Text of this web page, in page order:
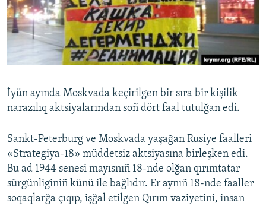
İyün ayında Moskvada keçirilgen bir sıra bir kişilik
narazılıq aktsiyalarından soñ dört faal tutulğan edi.
Sankt-Peterburg ve Moskvada yaşağan Rusiye faalleri
«Strategiya-18» müddetsiz aktsiyasına birleşken edi.
Bu ad 1944 senesi mayısnıñ 18-nde olğan qırımtatar
sürgünliginiñ künü ile bağlıdır. Er aynıñ 18-nde faaller
soqaqlarğa çıqıp, işğal etilgen Qırım vaziyetini, insan